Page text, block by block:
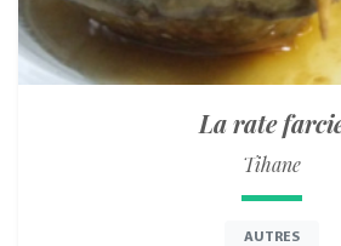
La rate
Tihane
AUTRES